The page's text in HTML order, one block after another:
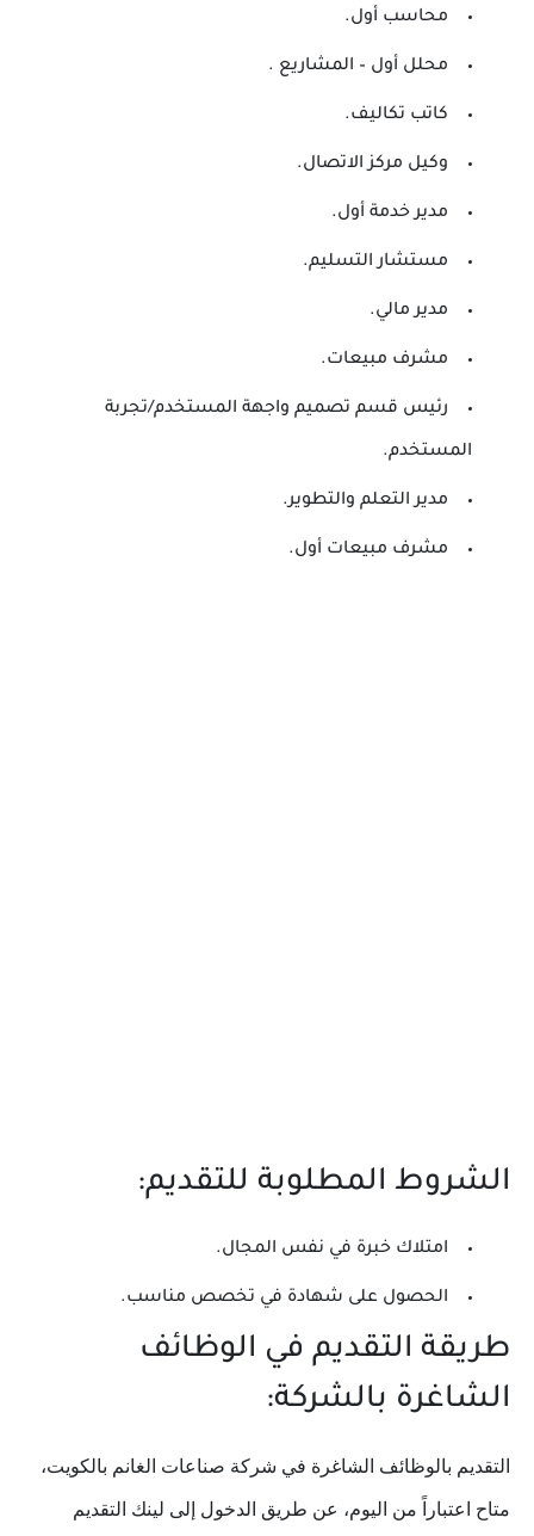
محاسب أول.
محلل أول – المشاريع .
كاتب تكاليف.
وكيل مركز الاتصال.
مدير خدمة أول.
مستشار التسليم.
مدير مالي.
مشرف مبيعات.
رئيس قسم تصميم واجهة المستخدم/تجربة
المستخدم.
مدير التعلم والتطوير.
مشرف مبيعات أول.
الشروط المطلوبة للتقديم:
امتلاك خبرة في نفس المجال.
الحصول على شهادة في تخصص مناسب.
طريقة التقديم في الوظائف
الشاغرة بالشركة:
التقديم بالوظائف الشاغرة في شركة صناعات الغانم بالكويت،
متاح اعتباراً من اليوم، عن طريق الدخول إلى لينك التقديم